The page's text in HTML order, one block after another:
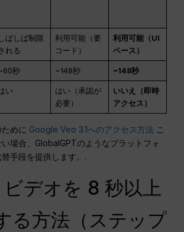
しばしば制限
れる
利用可能（要
コード）
利用可能（UI
ベース）
秒 ~148秒 ~148秒
い
はい（承認が
必要）
いいえ（即時
アクセス）
めに Google Veo 3.1へのアクセス方法 こ
場合、GlobalGPTのようなプラットフォ
手段を提供します。.
ビデオを 8 秒以上
る方法（ステップ